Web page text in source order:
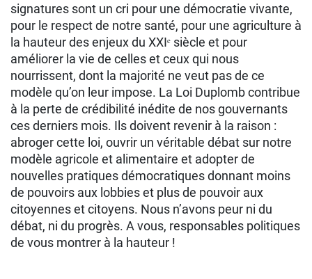
signatures sont un cri pour une démocratie vivante,
pour le respect de notre santé, pour une agriculture à
la hauteur des enjeux du XXIᵉ siècle et pour
améliorer la vie de celles et ceux qui nous
nourrissent, dont la majorité ne veut pas de ce
modèle qu’on leur impose. La Loi Duplomb contribue
à la perte de crédibilité inédite de nos gouvernants
ces derniers mois. Ils doivent revenir à la raison :
abroger cette loi, ouvrir un véritable débat sur notre
modèle agricole et alimentaire et adopter de
nouvelles pratiques démocratiques donnant moins
de pouvoirs aux lobbies et plus de pouvoir aux
citoyennes et citoyens. Nous n’avons peur ni du
débat, ni du progrès. A vous, responsables politiques
de vous montrer à la hauteur !